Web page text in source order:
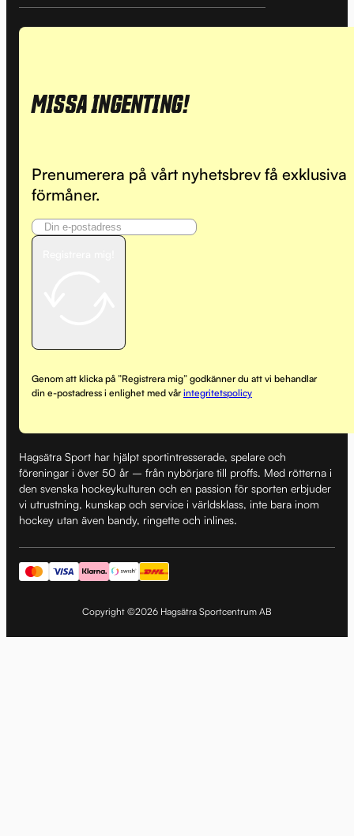
MISSA INGENTING!
Prenumerera på vårt nyhetsbrev få exklusiva
förmåner.
Genom att klicka på ”Registrera mig” godkänner du att vi behandlar
din e-postadress i enlighet med vårintegritetspolicy
Hagsätra Sport har hjälpt sportintresserade, spelare och
föreningar i över 50 år – från nybörjare till proffs. Med rötterna i
den svenska hockeykulturen och en passion för sporten erbjuder
vi utrustning, kunskap och service i världsklass, inte bara inom
hockey utan även bandy, ringette och inlines.
Copyright ©2026 Hagsätra Sportcentrum AB